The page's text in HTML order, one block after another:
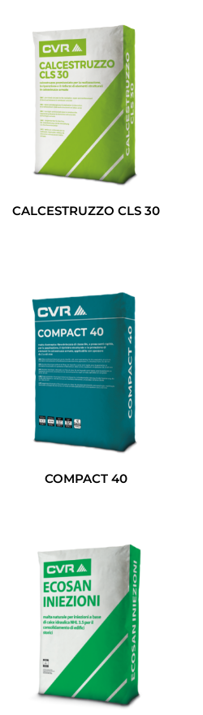
CALCESTRUZZO CLS 30
COMPACT 40